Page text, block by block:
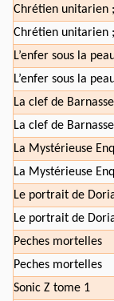
Chrétien unitarien ;
Chrétien unitarien ;
L’enfer sous la
L’enfer sous la
La clef de Barnasse
La clef de Barnasse
La Mystérieuse
La Mystérieuse
Le portrait de
Le portrait de
Peches mortelles
Peches mortelles
Sonic Z tome 1